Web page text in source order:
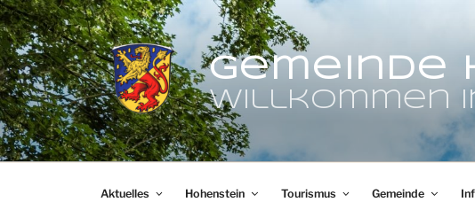
Zum
Inhalt
springen
Gemeinde
Willkommen
Aktuelles Hohenstein Tourismus Gemeinde